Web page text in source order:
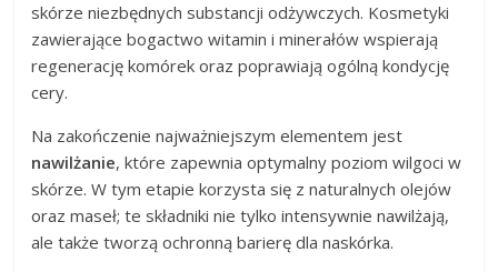
skórze niezbędnych substancji odżywczych. Kosmetyki
zawierające bogactwo witamin i minerałów wspierają
regenerację komórek oraz poprawiają ogólną kondycję
cery.
Na zakończenie najważniejszym elementem jest
nawilżanie, które zapewnia optymalny poziom wilgoci w
skórze. W tym etapie korzysta się z naturalnych olejów
oraz maseł; te składniki nie tylko intensywnie nawilżają,
ale także tworzą ochronną barierę dla naskórka.